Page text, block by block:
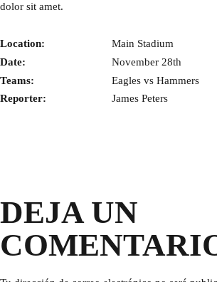
Location:
Main Stadium
Date:
November 28th
Teams:
Eagles vs Hammers
Reporter:
James Peters
dolor sit amet.
DEJA UN